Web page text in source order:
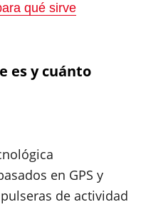
qué sirve
es y cuánto
en GPS y
de actividad